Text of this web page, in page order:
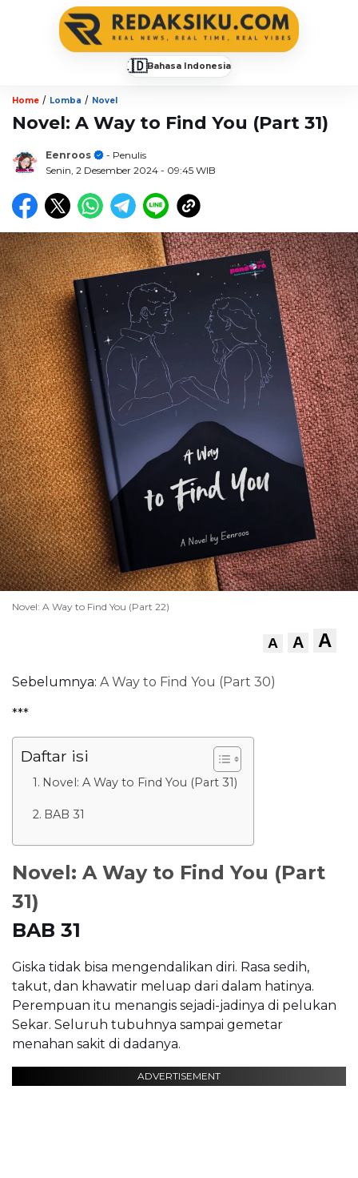
🇮🇩Bahasa Indonesia
Home / Lomba / Novel
Novel: A Way to Find You (Part 31)
Eenroos
- Penulis
Senin, 2 Desember 2024 - 09:45 WIB
Novel: A Way to Find You (Part 22)
A A A
Sebelumnya: A Way to Find You (Part 30)
***
Daftar isi
Novel: A Way to Find You (Part 31)
BAB 31
Novel: A Way to Find You (Part
31)
BAB 31
Giska tidak bisa mengendalikan diri. Rasa sedih,
takut, dan khawatir meluap dari dalam hatinya.
Perempuan itu menangis sejadi-jadinya di pelukan
Sekar. Seluruh tubuhnya sampai gemetar
menahan sakit di dadanya.
ADVERTISEMENT